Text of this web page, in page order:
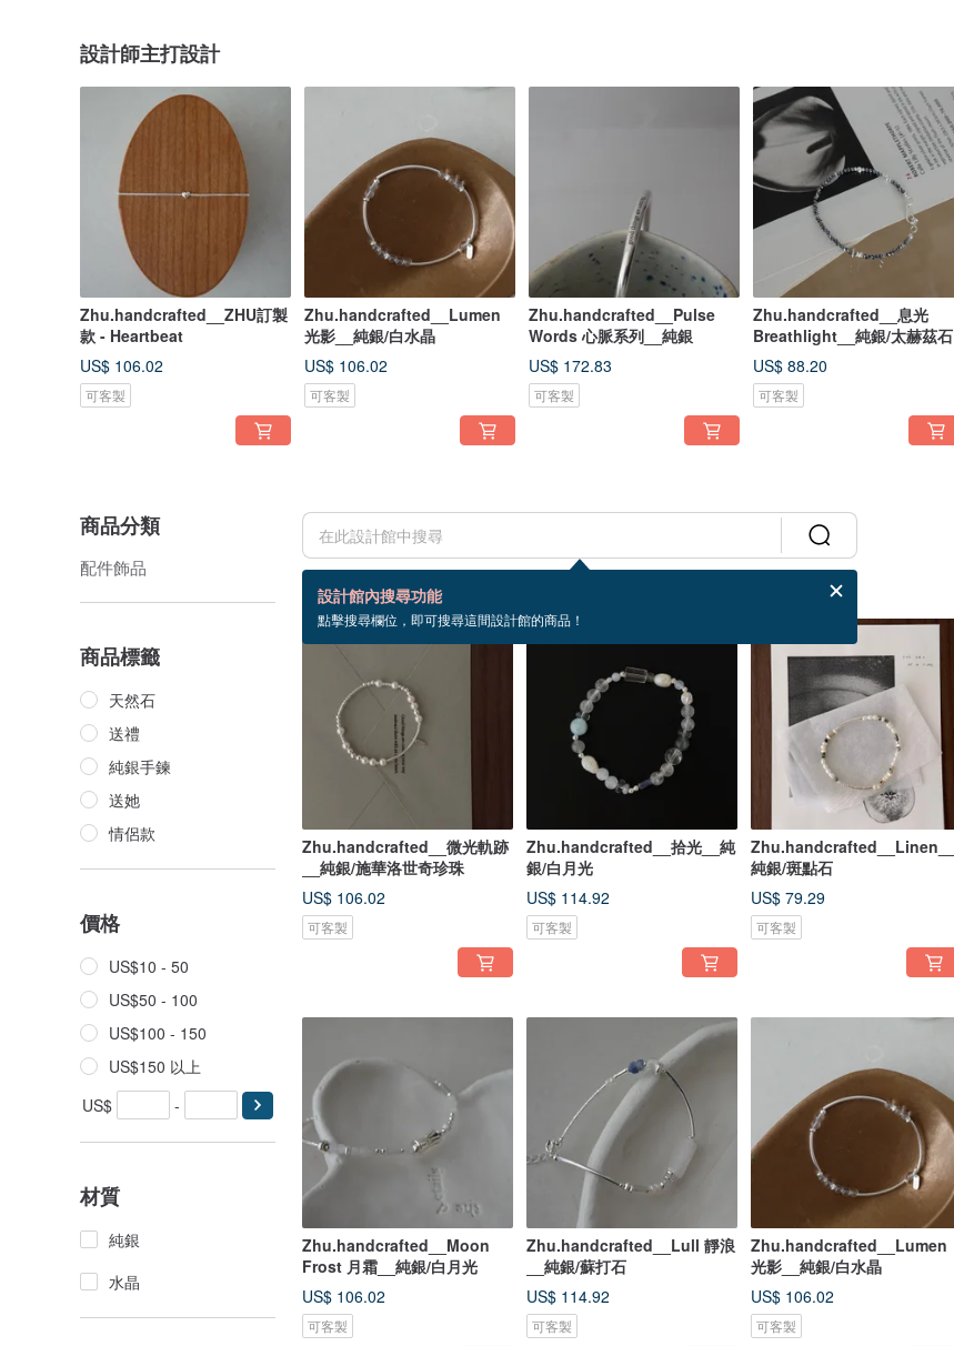
設計師主打設計
Zhu.handcrafted__ZHU訂製
款 - Heartbeat
US$ 106.02
可客製
Zhu.handcrafted__Lumen
光影__純銀/白水晶
US$ 106.02
可客製
Zhu.handcrafted__Pulse
Words 心脈系列__純銀
US$ 172.83
可客製
Zhu.handcrafted__息光
Breathlight__純銀/太赫茲石
US$ 88.20
可客製
商品分類
配件飾品
商品標籤
天然石
送禮
純銀手鍊
送她
情侶款
價格
US$10 - 50
US$50 - 100
US$100 - 150
US$150 以上
US$
-
材質
純銀
水晶
設計館內搜尋功能
點擊搜尋欄位，即可搜尋這間設計館的商品！
52 個商品
Zhu.handcrafted__微光軌跡
__純銀/施華洛世奇珍珠
US$ 106.02
可客製
Zhu.handcrafted__拾光__純
銀/白月光
US$ 114.92
可客製
Zhu.handcrafted__Linen__
純銀/斑點石
US$ 79.29
可客製
Zhu.handcrafted__Moon
Frost 月霜__純銀/白月光
US$ 106.02
可客製
Zhu.handcrafted__Lull 靜浪
__純銀/蘇打石
US$ 114.92
可客製
Zhu.handcrafted__Lumen
光影__純銀/白水晶
US$ 106.02
可客製